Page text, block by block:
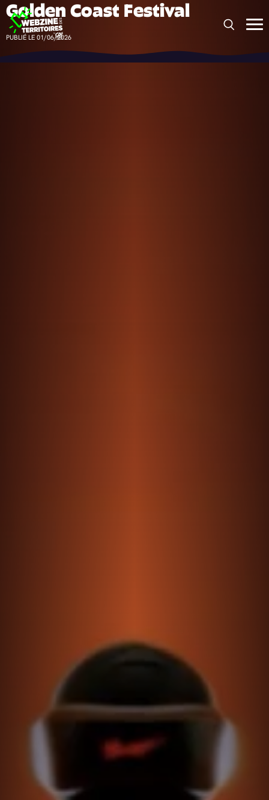
Panneau de gestion des cookies
Golden Coast Festival
PUBLIÉ LE 01/06/2026